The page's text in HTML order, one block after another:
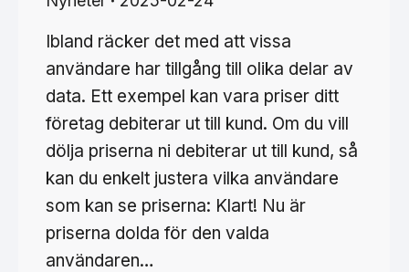
Ibland räcker det med att vissa
användare har tillgång till olika delar av
data. Ett exempel kan vara priser ditt
företag debiterar ut till kund. Om du vill
dölja priserna ni debiterar ut till kund, så
kan du enkelt justera vilka användare
som kan se priserna: Klart! Nu är
priserna dolda för den valda
användaren…